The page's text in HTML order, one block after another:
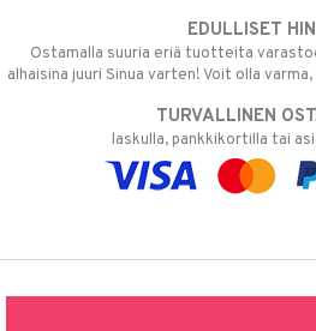
EDULLISET
Ostamalla suuria eriä tuotteita
alhaisina juuri Sinua varten! Voit olla
TURVALLINEN
laskulla, pankkikortilla tai